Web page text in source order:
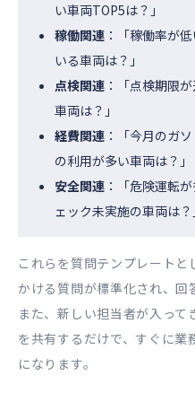
い車両TOP5は？」
稼働関連 ：「稼働率が
いる車両は？」
点検関連 ：「点検期限
車両は？」
経費関連 ：「今月のガ
の利用が多い車両は？」
安全関連 ：「危険運転
ェック未実施の車両は？
これらを質問テンプレート
かける質問が標準化され、回
また、新しい担当者が入って
を共有するだけで、すぐに業
になります。